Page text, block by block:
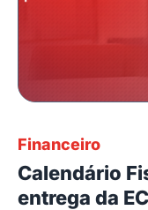
Financeiro
Calendário
entrega da